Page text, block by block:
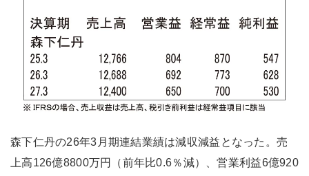
森下仁丹の26年3月期連結業績は減収減益となった。売
上高126億8800万円（前年比0.6％減）、営業利益6億920